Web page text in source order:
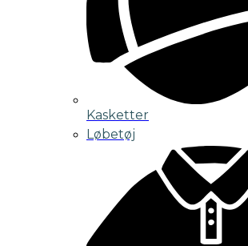
Kasketter
Løbetøj